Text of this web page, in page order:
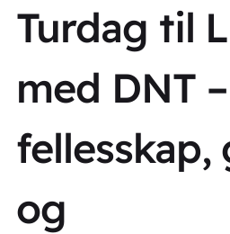
Turdag til
med DNT –
fellesskap,
og